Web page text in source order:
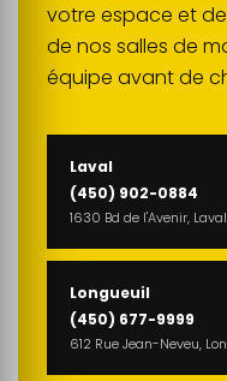
votre espace et
de nos salles de
équipe avant de
Laval
(450) 902-0884
1630 Bd de l'Avenir,
Longueuil
(450) 677-9999
612 Rue Jean-Neveu,